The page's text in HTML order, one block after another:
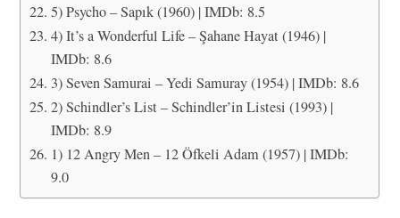
5) Psycho – Sapık (1960) | IMDb: 8.5
4) It’s a Wonderful Life – Şahane Hayat (1946) |
IMDb: 8.6
3) Seven Samurai – Yedi Samuray (1954) | IMDb: 8.6
2) Schindler’s List – Schindler’in Listesi (1993) |
IMDb: 8.9
1) 12 Angry Men – 12 Öfkeli Adam (1957) | IMDb:
9.0